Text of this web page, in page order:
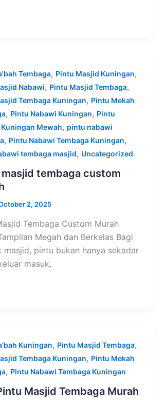
Tembaga, Pintu Masjid Kuningan,
Nabawi, Pintu Masjid Tembaga,
Tembaga Kuningan, Pintu Mekah
, Pintu Nabawi Kuningan, Pintu
Mewah, pintu nabawi
, Pintu Nabawi Tembaga Kuningan,
tembaga masjid, Uncategorized
tembaga custom
2, 2025
Tembaga Custom Murah
Megah dan Berkelas Bagi
masjid, pintu bukan hanya sekadar
masuk,
Kuningan, Pintu Masjid Tembaga,
Tembaga Kuningan, Pintu Mekah
, Pintu Nabawi Tembaga Kuningan
Masjid Tembaga Murah